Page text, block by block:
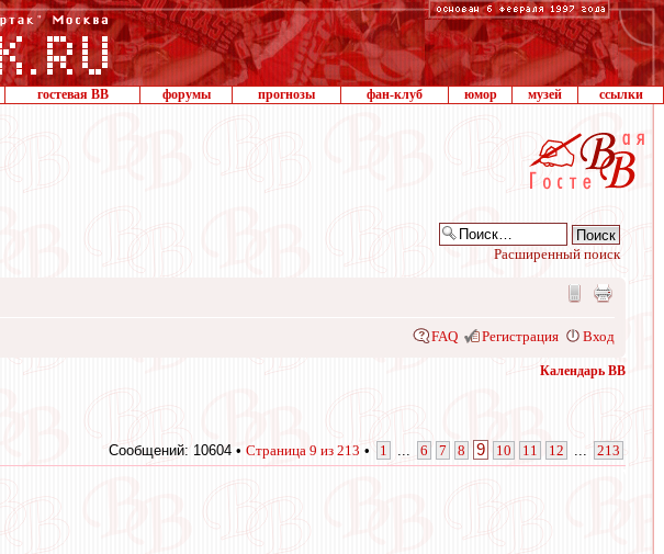
гостевая ВВ форумы прогнозы фан-клуб юмор музей ссылки
Расширенный поиск
FAQ Регистрация Вход
Календарь ВВ
Сообщений: 10604 • Страница 9 из 213 • 1 6 7 8 9 10 11 12 213